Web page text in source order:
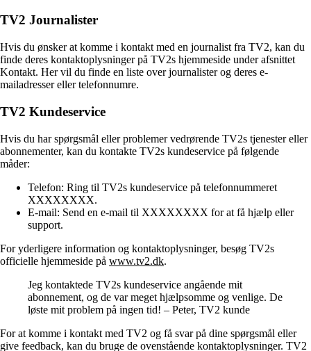
TV2 Journalister
Hvis du ønsker at komme i kontakt med en journalist fra TV2, kan du
finde deres kontaktoplysninger på TV2s hjemmeside under afsnittet
Kontakt. Her vil du finde en liste over journalister og deres e-
mailadresser eller telefonnumre.
TV2 Kundeservice
Hvis du har spørgsmål eller problemer vedrørende TV2s tjenester eller
abonnementer, kan du kontakte TV2s kundeservice på følgende
måder:
Telefon: Ring til TV2s kundeservice på telefonnummeret
XXXXXXXX.
E-mail: Send en e-mail til XXXXXXXX for at få hjælp eller
support.
For yderligere information og kontaktoplysninger, besøg TV2s
officielle hjemmeside på www.tv2.dk.
Jeg kontaktede TV2s kundeservice angående mit
abonnement, og de var meget hjælpsomme og venlige. De
løste mit problem på ingen tid! – Peter, TV2 kunde
For at komme i kontakt med TV2 og få svar på dine spørgsmål eller
give feedback, kan du bruge de ovenstående kontaktoplysninger. TV2